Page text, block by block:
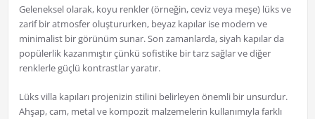
Geleneksel olarak, koyu renkler (örneğin, ceviz veya meşe) lüks ve
zarif bir atmosfer oluştururken, beyaz kapılar ise modern ve
minimalist bir görünüm sunar. Son zamanlarda, siyah kapılar da
popülerlik kazanmıştır çünkü sofistike bir tarz sağlar ve diğer
renklerle güçlü kontrastlar yaratır.
Lüks villa kapıları projenizin stilini belirleyen önemli bir unsurdur.
Ahşap, cam, metal ve kompozit malzemelerin kullanımıyla farklı